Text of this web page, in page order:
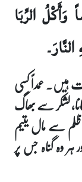
وَأَكْلُ الرِّبَا
ہیں۔ عمداً کسی
لشکر سے بھاگ
سے مال یتیم
وہ گناہ جس پر